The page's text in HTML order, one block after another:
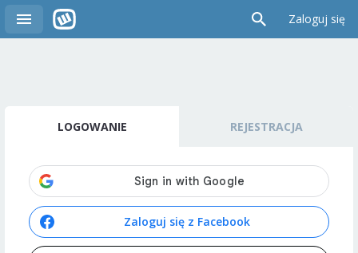
Zaloguj się
LOGOWANIE REJESTRACJA
Zaloguj się z Facebook